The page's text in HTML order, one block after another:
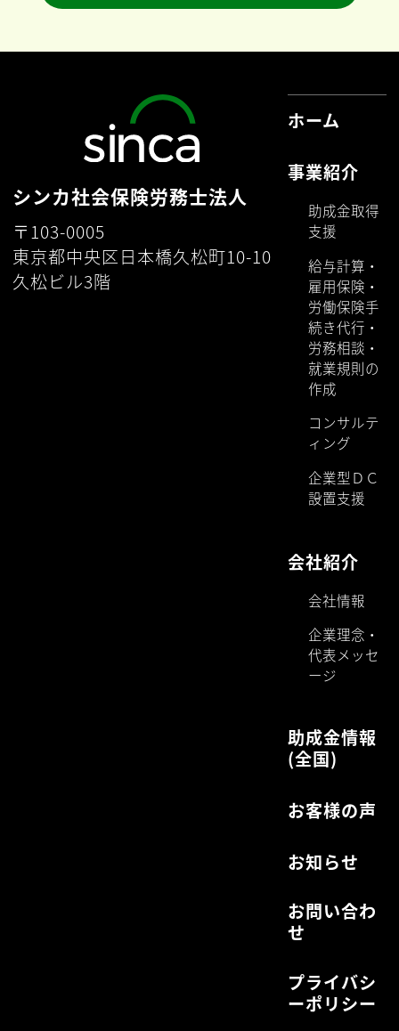
シンカ社会保険労務士法人
〒103-0005
東京都中央区日本橋久松町10-10
久松ビル3階
ホーム
事業紹介
助成金取得
支援
給与計算・
雇用保険・
労働保険手
続き代行・
労務相談・
就業規則の
作成
コンサルテ
ィング
企業型ＤＣ
設置支援
会社紹介
会社情報
企業理念・
代表メッセ
ージ
助成金情報
(全国)
お客様の声
お知らせ
お問い合わ
せ
プライバシ
ーポリシー